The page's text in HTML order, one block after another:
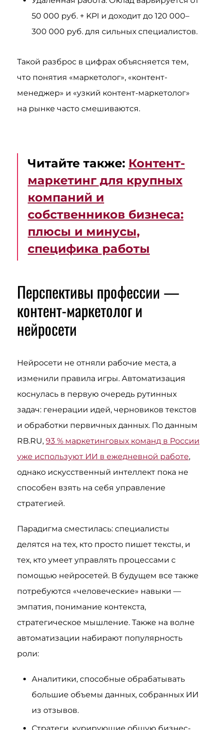
50 000 руб. + KPI и доходит до 120 000–
300 000 руб. для сильных специалистов.
Такой разброс в цифрах объясняется тем,
что понятия «маркетолог», «контент-
менеджер» и «узкий контент-маркетолог»
на рынке часто смешиваются.
Читайте также: Контент-
маркетинг для крупных
компаний и
собственников бизнеса:
плюсы и минусы,
специфика работы
Перспективы профессии —
контент-маркетолог и
нейросети
Нейросети не отняли рабочие места, а
изменили правила игры. Автоматизация
коснулась в первую очередь рутинных
задач: генерации идей, черновиков текстов
и обработки первичных данных. По данным
RB.RU, 93 % маркетинговых команд в России
уже используют ИИ в ежедневной работе,
однако искусственный интеллект пока не
способен взять на себя управление
стратегией.
Парадигма сместилась: специалисты
делятся на тех, кто просто пишет тексты, и
тех, кто умеет управлять процессами с
помощью нейросетей. В будущем все также
потребуются «человеческие» навыки —
эмпатия, понимание контекста,
стратегическое мышление. Также на волне
автоматизации набирают популярность
роли:
Аналитики, способные обрабатывать
большие объемы данных, собранных ИИ
из отзывов.